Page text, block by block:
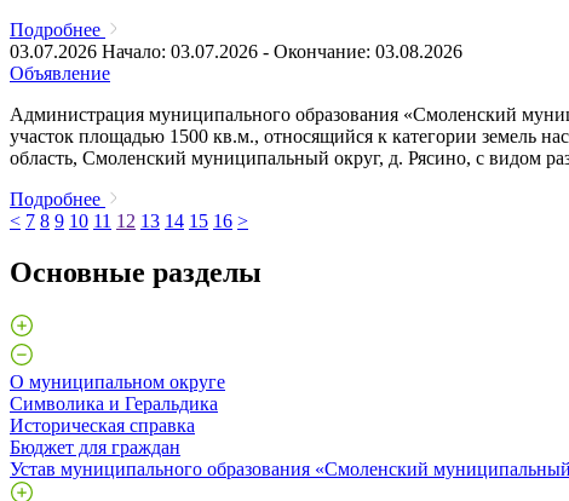
Подробнее
03.07.2026 Начало: 03.07.2026 - Окончание: 03.08.2026
Объявление
Администрация муниципального образования «Смоленский
участок площадью 1500 кв.м., относящийся к категории земель
область, Смоленский муниципальный округ, д. Рясино, с видом
Подробнее
< 7 8 9 10 11 12 13 14 15 16 >
Основные разделы
О муниципальном округе
Символика и Геральдика
Историческая справка
Бюджет для граждан
Устав муниципального образования «Смоленский